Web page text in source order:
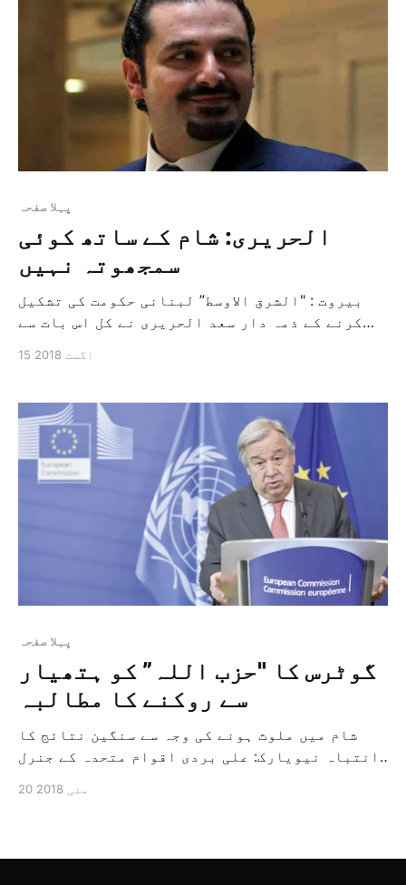
پہلا صفحہ
الحریری: شام کے ساتھ کوئی
سمجھوتہ نہیں
بیروت : "الشرق الاوسط” لبنانی حکومت کی تشکیل
کرنے کے ذمہ دار سعد الحریری نے کل اس بات سے
تشکیل کی کاروائی کے ذریعہ معمول پر لانے کے لئے
15 اگست 2018
پہلا صفحہ
گوٹرس کا "حزب اللہ” کو ہتھیار
سے روکنے کا مطالبہ
شام میں ملوث ہونے کی وجہ سے سنگین نتائج کا
انتباہ نیویارک: علی بردی اقوام متحدہ کے جنرل
مطالبہ کیا ہے کہ وہ "حزب اللہ” کو مسلسل ہتھیار
20 مئی 2018